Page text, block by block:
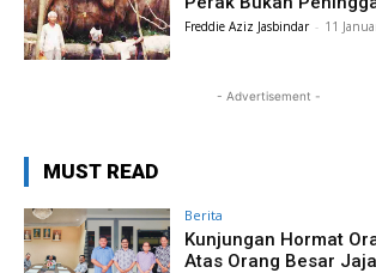
Freddie Aziz Jasbindar - 11
- Advertisement -
MUST READ
Berita
Kunjungan Hormat
Atas Orang Besar